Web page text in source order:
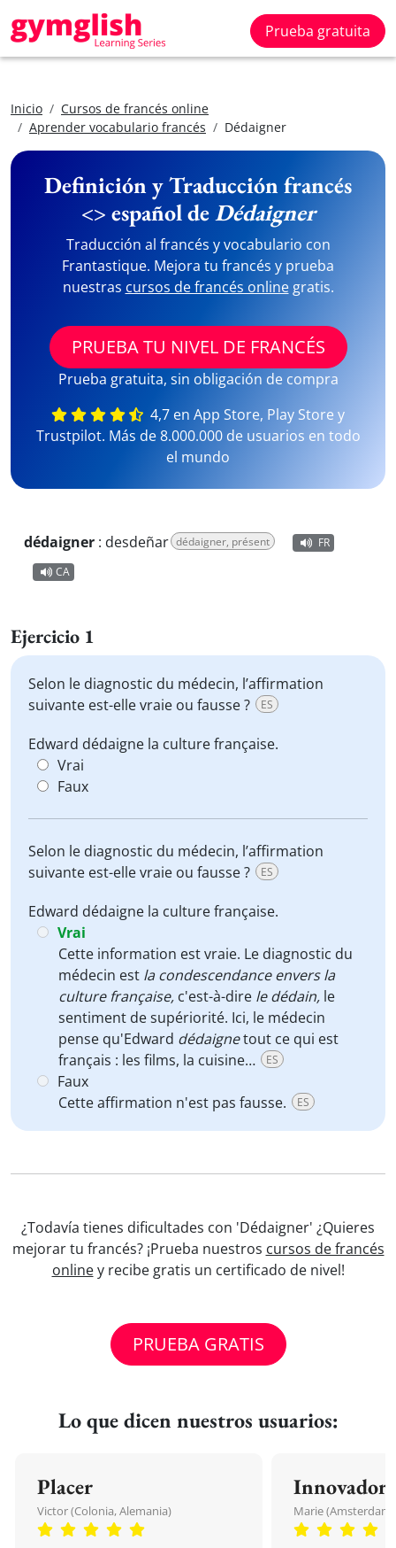
Prueba gratuita
Inicio
Cursos de francés online
Aprender vocabulario francés
Dédaigner
Definición y Traducción francés
<> español deDédaigner
Traducción al francés y vocabulario con
Frantastique. Mejora tu francés y prueba
nuestras cursos de francés onlinegratis.
PRUEBA TU NIVEL DE FRANCÉS
Prueba gratuita, sin obligación de compra
4,7 en App Store, Play Store y
Trustpilot. Más de 8.000.000 de usuarios en todo
el mundo
dédaigner : desdeñar dédaigner, présent
FR
CA
Ejercicio 1
Selon le diagnostic du médecin, l’affirmation
suivante est-elle vraie ou fausse ?
ES
Edward dédaigne la culture française.
Vrai
Faux
Selon le diagnostic du médecin, l’affirmation
suivante est-elle vraie ou fausse ?
ES
Edward dédaigne la culture française.
Vrai
Cette information est vraie. Le diagnostic du
médecin est la condescendance envers la
culture française, c'est-à-dire le dédain, le
sentiment de supériorité. Ici, le médecin
pense qu'Edward dédaignetout ce qui est
français : les films, la cuisine…
ES
Faux
Cette affirmation n'est pas fausse.
ES
¿Todavía tienes dificultades con 'Dédaigner' ¿Quieres
mejorar tu francés? ¡Prueba nuestros cursos de francés
onliney recibe gratis un certificado de nivel!
PRUEBA GRATIS
Lo que dicen nuestros usuarios:
Placer
Victor (Colonia, Alemania)
Innovador
Marie (Amsterdam,